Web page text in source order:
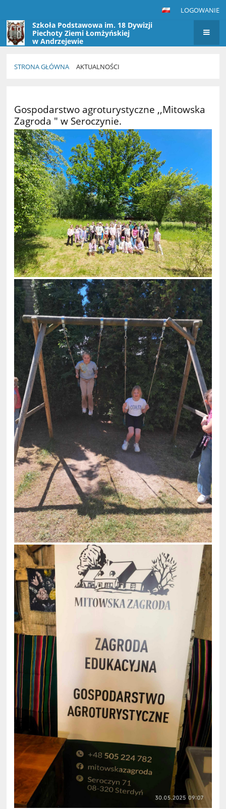
LOGOWANIE
Szkoła Podstawowa im. 18 Dywizji
Piechoty Ziemi Łomżyńskiej
w Andrzejewie
STRONA GŁÓWNA AKTUALNOŚCI
Gospodarstwo agroturystyczne ,,Mitowska
Zagroda " w Seroczynie.